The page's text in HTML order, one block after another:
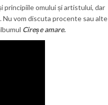
principiile omului și artistului, dar
vom discuta procente sau alte
Cireșe amare.